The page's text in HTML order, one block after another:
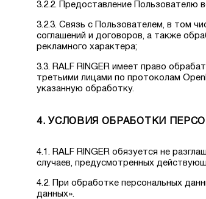
3.2.2. Предоставление Пользователю
3.2.3. Связь с Пользователем, в том
соглашений и договоров, а также
рекламного характера;
3.3. RALF RINGER имеет право
третьими лицами по протоколам
указанную обработку.
4. УСЛОВИЯ ОБРАБОТКИ
4.1. RALF RINGER обязуется не
случаев, предусмотренных
4.2. При обработке персональных
данных».